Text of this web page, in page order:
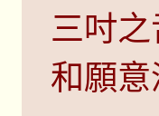
三吋
和願